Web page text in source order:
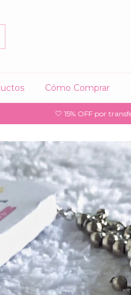
Cómo Comprar
🤍 15% OFF por transferencia